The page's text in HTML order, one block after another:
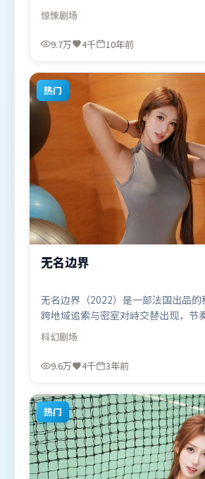
观众回味空间。叙事线索多线并进，
收束。由北野武执导，沈腾、周迅、
渤、苍井优等联袂出演。影片于2016
观众观看。
惊悚剧场
9.7万 4千 10年前
热门
无名边界
无名边界（2022）是一部法国出品的
跨地域追索与密室对峙交替出现，节
力持续上扬。群像刻画各有弧光，配
进功能。由许鞍华执导，梁朝伟、全
艾米莉·布朗特等联袂出演。影片于
观众观看。
科幻剧场
9.6万 4千 3年前
热门